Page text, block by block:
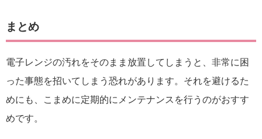
まとめ
電子レンジの汚れをそのまま放置してしまうと、非常に困
った事態を招いてしまう恐れがあります。それを避けるた
めにも、こまめに定期的にメンテナンスを行うのがおすす
めです。